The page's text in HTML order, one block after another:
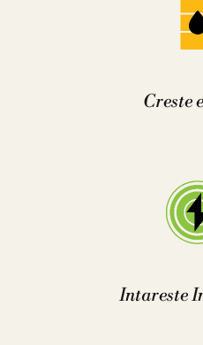
Creste
Intareste